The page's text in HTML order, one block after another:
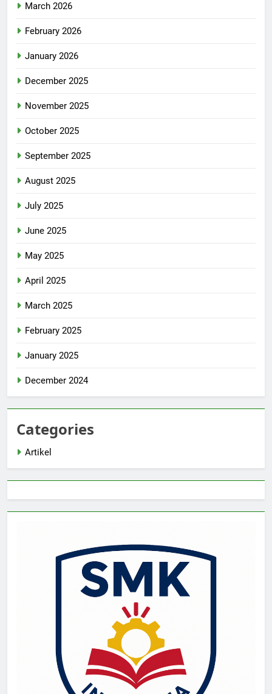
March 2026
February 2026
January 2026
December 2025
November 2025
October 2025
September 2025
August 2025
July 2025
June 2025
May 2025
April 2025
March 2025
February 2025
January 2025
December 2024
Categories
Artikel